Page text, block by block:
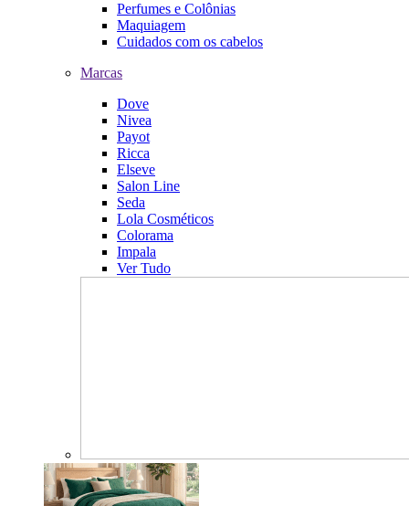
Perfumes e Colônias
Maquiagem
Cuidados com os cabelos
Marcas
Dove
Nivea
Payot
Ricca
Elseve
Salon Line
Seda
Lola Cosméticos
Colorama
Impala
Ver Tudo